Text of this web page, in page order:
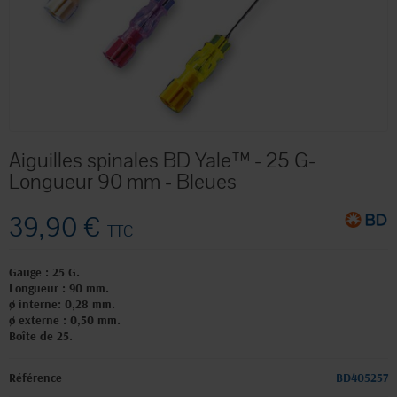
Aiguilles spinales BD Yale™ - 25 G-
Longueur 90 mm - Bleues
39,90 € TTC
Gauge : 25 G.
Longueur : 90 mm.
ø interne: 0,28 mm.
ø externe : 0,50 mm.
Boîte de 25.
Référence BD405257